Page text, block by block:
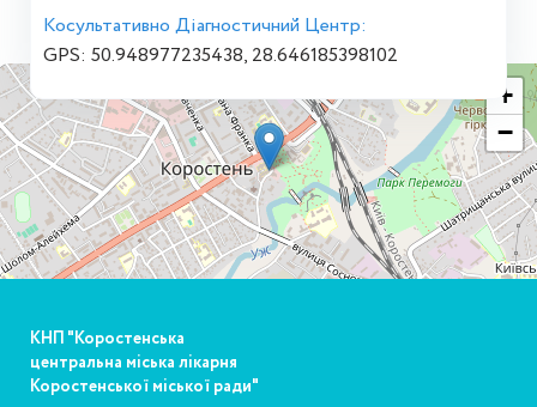
Косультативно Діагностичний Центр:
GPS: 50.948977235438, 28.646185398102
+
−
КНП "Коростенська
центральна міська лікарня
Коростенської міської ради"